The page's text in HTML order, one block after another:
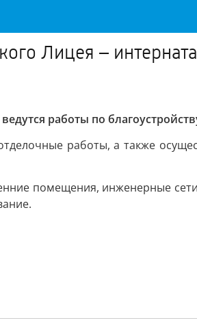
Лицея –
работы по
работы, а также
помещения, инженерные